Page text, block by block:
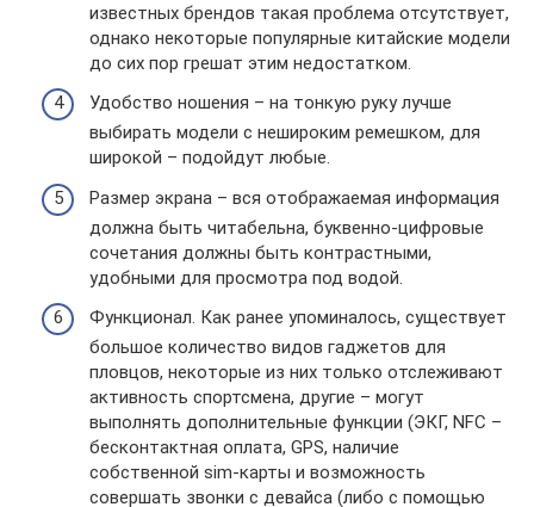
известных брендов такая проблема отсутствует,
однако некоторые популярные китайские модели
до сих пор грешат этим недостатком.
Удобство ношения – на тонкую руку лучше
выбирать модели с нешироким ремешком, для
широкой – подойдут любые.
Размер экрана – вся отображаемая информация
должна быть читабельна, буквенно-цифровые
сочетания должны быть контрастными,
удобными для просмотра под водой.
Функционал. Как ранее упоминалось, существует
большое количество видов гаджетов для
пловцов, некоторые из них только отслеживают
активность спортсмена, другие – могут
выполнять дополнительные функции (ЭКГ, NFC –
бесконтактная оплата, GPS, наличие
собственной sim-карты и возможность
совершать звонки с девайса (либо с помощью